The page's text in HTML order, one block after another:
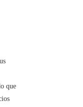
que